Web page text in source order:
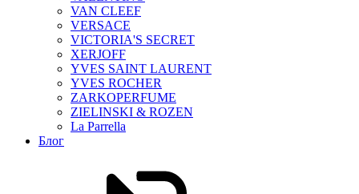
VAN CLEEF
VERSACE
VICTORIA'S SECRET
XERJOFF
YVES SAINT LAURENT
YVES ROCHER
ZARKOPERFUME
ZIELINSKI & ROZEN
La Parrella
Блог